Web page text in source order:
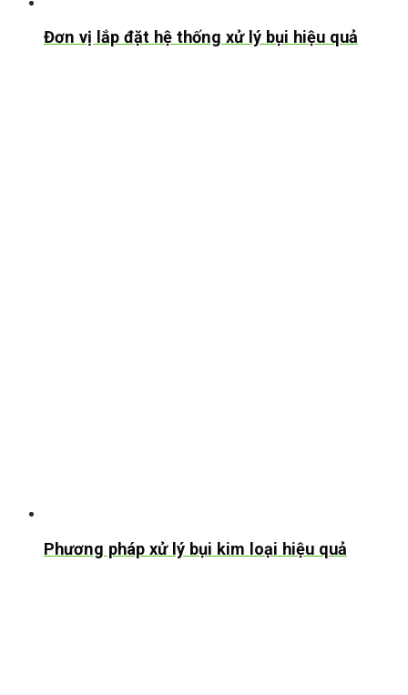
Đơn vị lắp đặt hệ thống xử lý bụi hiệu quả
Phương pháp xử lý bụi kim loại hiệu quả